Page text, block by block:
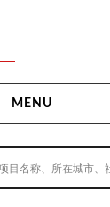
花搜索引擎
MENU
地产相关